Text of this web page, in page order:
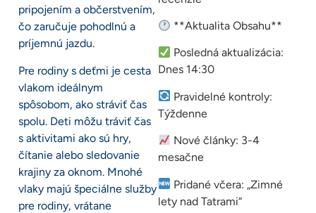
pripojením a občerstvením,
čo zaručuje pohodlnú a
príjemnú jazdu.
Pre rodiny s deťmi je cesta
vlakom ideálnym
spôsobom, ako stráviť čas
spolu. Deti môžu tráviť čas
s aktivitami ako sú hry,
čítanie alebo sledovanie
krajiny za oknom. Mnohé
vlaky majú špeciálne služby
pre rodiny, vrátane
**Aktualita Obsahu**
Posledná aktualizácia:
Dnes 14:30
Pravidelné kontroly:
Týždenne
Nové články: 3-4
mesačne
Pridané včera: „Zimné
lety nad Tatrami“